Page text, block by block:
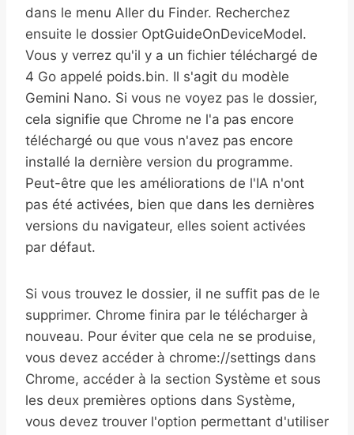
dans le menu Aller du Finder. Recherchez
ensuite le dossier OptGuideOnDeviceModel.
Vous y verrez qu'il y a un fichier téléchargé de
4 Go appelé poids.bin. Il s'agit du modèle
Gemini Nano. Si vous ne voyez pas le dossier,
cela signifie que Chrome ne l'a pas encore
téléchargé ou que vous n'avez pas encore
installé la dernière version du programme.
Peut-être que les améliorations de l'IA n'ont
pas été activées, bien que dans les dernières
versions du navigateur, elles soient activées
par défaut.
Si vous trouvez le dossier, il ne suffit pas de le
supprimer. Chrome finira par le télécharger à
nouveau. Pour éviter que cela ne se produise,
vous devez accéder à chrome://settings dans
Chrome, accéder à la section Système et sous
les deux premières options dans Système,
vous devez trouver l'option permettant d'utiliser